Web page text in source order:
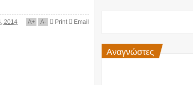
2014 A+ A- Print Email
Αναγνώστες